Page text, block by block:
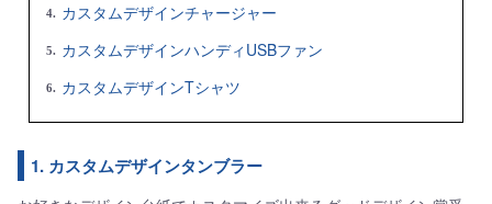
カスタムデザインチャージャー
カスタムデザインハンディUSBファン
カスタムデザインTシャツ
1. カスタムデザインタンブラー